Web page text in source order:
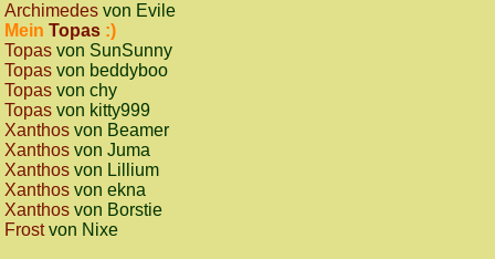
Archimedes von Evile
Mein Topas :)
Topas von SunSunny
Topas von beddyboo
Topas von chy
Topas von kitty999
Xanthos von Beamer
Xanthos von Juma
Xanthos von Lillium
Xanthos von ekna
Xanthos von Borstie
Frostvon Nixe